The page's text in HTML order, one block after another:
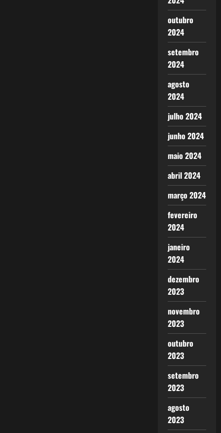
outubro
2024
setembro
2024
agosto
2024
julho 2024
junho 2024
maio 2024
abril 2024
março 2024
fevereiro
2024
janeiro
2024
dezembro
2023
novembro
2023
outubro
2023
setembro
2023
agosto
2023